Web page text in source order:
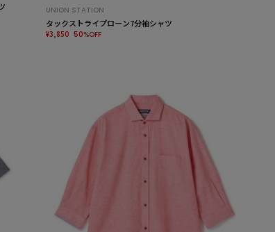
UNION STATION
タックストライプローン7分袖シャツ
¥3,850 50%OFF